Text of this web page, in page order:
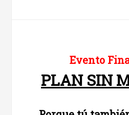
Evento
PLAN SIN